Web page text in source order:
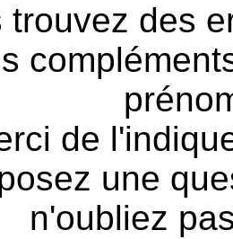
trouvez des
de
une
n'oubliez